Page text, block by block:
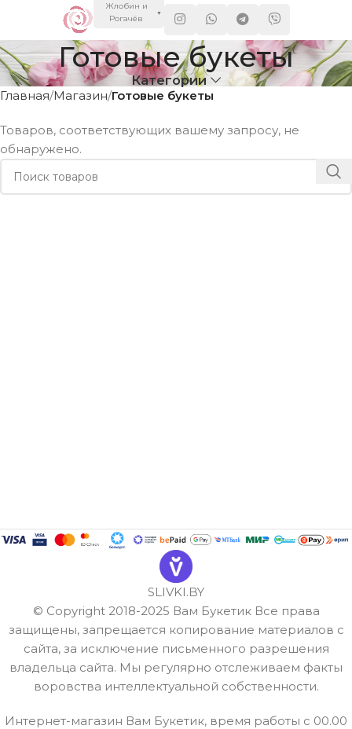
Жлобин и
Рогачёв
▼
Готовые букеты
Категории
Главная Магазин Готовые букеты
Товаров, соответствующих вашему запросу, не
обнаружено.
SLIVKI.BY
© Copyright 2018-2025 Вам Букетик Все права
защищены, запрещается копирование материалов с
сайта, за исключение письменного разрешения
владельца сайта. Мы регулярно отслеживаем факты
воровства интеллектуальной собственности.
Интернет-магазин Вам Букетик, время работы с 00.00